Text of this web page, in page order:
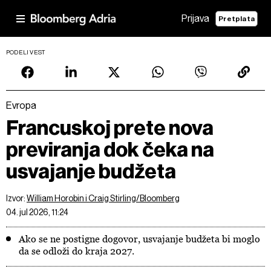
Prijava Pretplata
PODELI VEST
Evropa
Francuskoj prete nova
previranja dok čeka na
usvajanje budžeta
Izvor:William Horobin i Craig Stirling/Bloomberg
04. jul 2026, 11:24
Ako se ne postigne dogovor, usvajanje budžeta bi moglo
da se odloži do kraja 2027.